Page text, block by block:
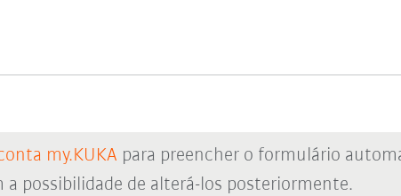
my.KUKA para preencher o formulário
a possibilidade de alterá-los posteriormente.